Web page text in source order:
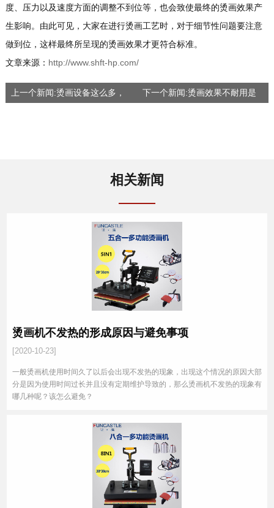
度、压力以及速度方面的调整不到位等，也会致使最终的烫画效果产
生影响。由此可见，大家在进行烫画工艺时，对于细节性问题要注意
做到位，这样最终所呈现的烫画效果才更符合标准。
文章来源： http://www.shft-hp.com/
上一个新闻:烫画设备这么多， 下一个新闻:烫画效果不耐用是
相关新闻
烫画机不发热的形成原因与避免事项
[2020-10-23]
一般烫画机使用时间久了以后会出现不发热的现象，出现这个情况的原因大部
分是因为使用时间过长并且没有定期维护导致的，那么烫画机不发热的现象有
哪几种呢？该怎么避免？